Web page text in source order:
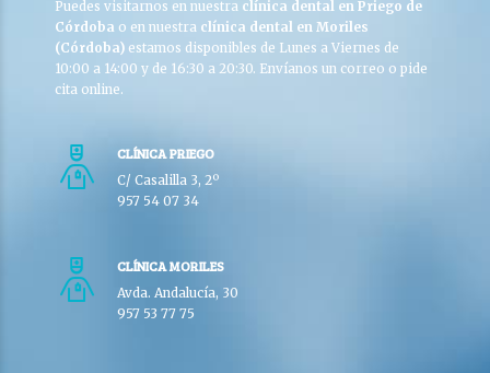
Puedes visitarnos en nuestra clínica dental en Priego de
Córdoba o en nuestra clínica dental en Moriles
(Córdoba) estamos disponibles de Lunes a Viernes de
10:00 a 14:00 y de 16:30 a 20:30. Envíanos un correo o pide
cita online.
CLÍNICA PRIEGO
C/ Casalilla 3, 2º
957 54 07 34
CLÍNICA MORILES
Avda. Andalucía, 30
957 53 77 75